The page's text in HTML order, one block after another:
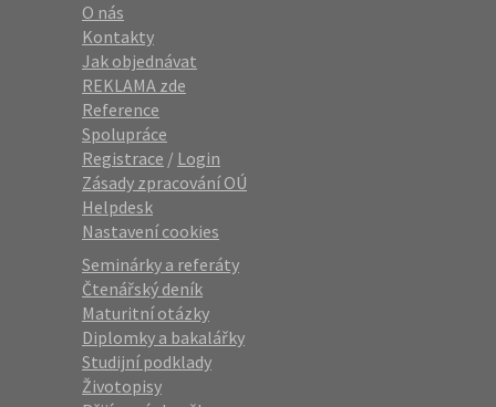
O nás
Kontakty
Jak objednávat
REKLAMA zde
Reference
Spolupráce
Registrace / Login
Zásady zpracování OÚ
Helpdesk
Nastavení cookies
Seminárky a referáty
Čtenářský deník
Maturitní otázky
Diplomky a bakalářky
Studijní podklady
Životopisy